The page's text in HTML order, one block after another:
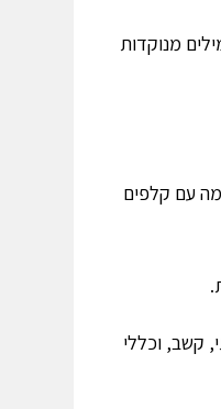
מנוקדות
עם קלפים
קשב, וכללי